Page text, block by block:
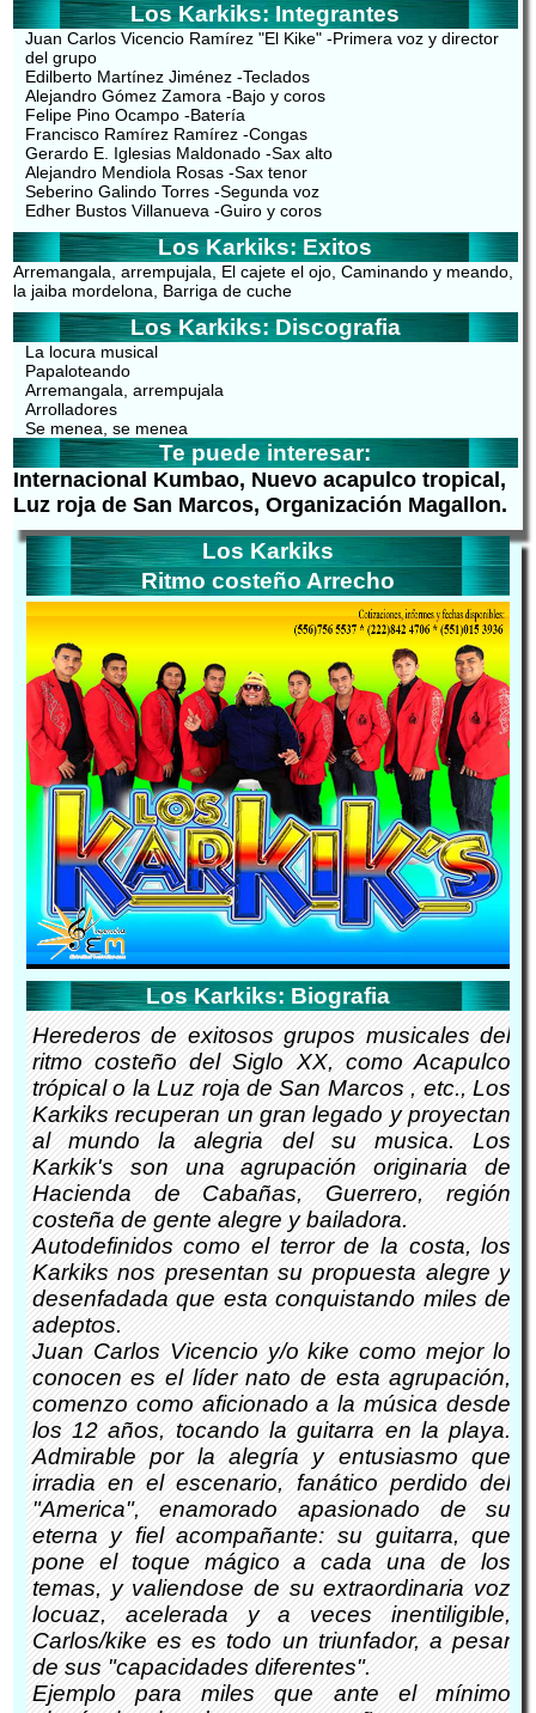
Los Karkiks: Integrantes
Juan Carlos Vicencio Ramírez "El Kike" -Primera voz y director
del grupo
Edilberto Martínez Jiménez -Teclados
Alejandro Gómez Zamora -Bajo y coros
Felipe Pino Ocampo -Batería
Francisco Ramírez Ramírez -Congas
Gerardo E. Iglesias Maldonado -Sax alto
Alejandro Mendiola Rosas -Sax tenor
Seberino Galindo Torres -Segunda voz
Edher Bustos Villanueva -Guiro y coros
Los Karkiks: Exitos
Arremangala, arrempujala, El cajete el ojo, Caminando y meando,
la jaiba mordelona, Barriga de cuche
Los Karkiks: Discografia
La locura musical
Papaloteando
Arremangala, arrempujala
Arrolladores
Se menea, se menea
Te puede interesar:
Internacional Kumbao, Nuevo acapulco tropical,
Luz roja de San Marcos, Organización Magallon.
Los Karkiks
Ritmo costeño Arrecho
Los Karkiks: Biografia
Herederos de exitosos grupos musicales del
ritmo costeño del Siglo XX, como Acapulco
trópical o la Luz roja de San Marcos , etc., Los
Karkiks recuperan un gran legado y proyectan
al mundo la alegria del su musica. Los
Karkik's son una agrupación originaria de
Hacienda de Cabañas, Guerrero, región
costeña de gente alegre y bailadora.
Autodefinidos como el terror de la costa, los
Karkiks nos presentan su propuesta alegre y
desenfadada que esta conquistando miles de
adeptos.
Juan Carlos Vicencio y/o kike como mejor lo
conocen es el líder nato de esta agrupación,
comenzo como aficionado a la música desde
los 12 años, tocando la guitarra en la playa.
Admirable por la alegría y entusiasmo que
irradia en el escenario, fanático perdido del
"America", enamorado apasionado de su
eterna y fiel acompañante: su guitarra, que
pone el toque mágico a cada una de los
temas, y valiendose de su extraordinaria voz
locuaz, acelerada y a veces inentiligible,
Carlos/kike es es todo un triunfador, a pesar
de sus "capacidades diferentes".
Ejemplo para miles que ante el mínimo